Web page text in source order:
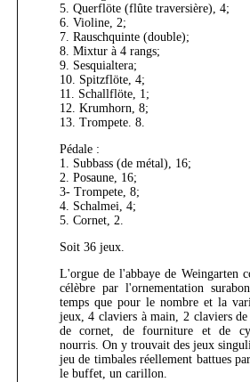
5. Querflöte (flûte traversière), 4;
6. Violine, 2;
7. Rauschquinte (double);
8. Mixtur à 4 rangs;
9. Sesquialtera;
10. Spitzflöte, 4;
11. Schallflöte, 1;
12. Krumhorn, 8;
13. Trompete. 8.
Pédale :
1. Subbass (de métal), 16;
2. Posaune, 16;
3- Trompete, 8;
4. Schalmei, 4;
5. Cornet, 2.
Soit 36 jeux.
L'orgue de l'abbaye de Weingarten
célèbre par l'ornementation
temps que pour le nombre et la
jeux, 4 claviers à main, 2 claviers
de cornet, de fourniture et de
nourris. On y trouvait des jeux
jeu de timbales réellement battues
le buffet, un carillon.